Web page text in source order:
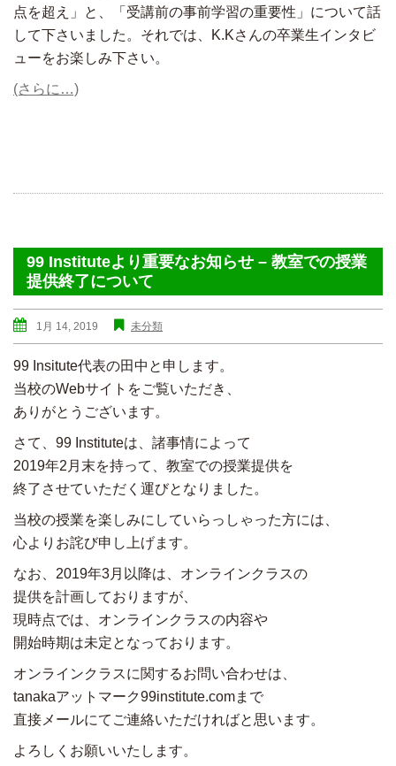
点を超え」と、「受講前の事前学習の重要性」について話
して下さいました。それでは、K.Kさんの卒業生インタビ
ューをお楽しみ下さい。
(さらに…)
99 Instituteより重要なお知らせ – 教室での授業
提供終了について
1月 14, 2019 未分類
99 Insitute代表の田中と申します。
当校のWebサイトをご覧いただき、
ありがとうございます。
さて、99 Instituteは、諸事情によって
2019年2月末を持って、教室での授業提供を
終了させていただく運びとなりました。
当校の授業を楽しみにしていらっしゃった方には、
心よりお詫び申し上げます。
なお、2019年3月以降は、オンラインクラスの
提供を計画しておりますが、
現時点では、オンラインクラスの内容や
開始時期は未定となっております。
オンラインクラスに関するお問い合わせは、
tanakaアットマーク99institute.comまで
直接メールにてご連絡いただければと思います。
よろしくお願いいたします。